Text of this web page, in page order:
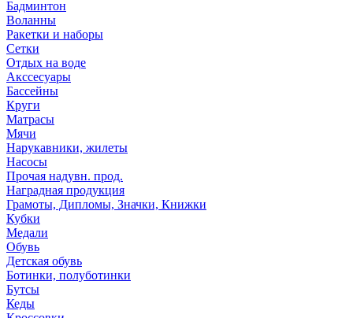
Бадминтон
Воланны
Ракетки и наборы
Сетки
Отдых на воде
Акссесуары
Бассейны
Круги
Матрасы
Мячи
Нарукавники, жилеты
Насосы
Прочая надувн. прод.
Наградная продукция
Грамоты, Дипломы, Значки, Книжки
Кубки
Медали
Обувь
Детская обувь
Ботинки, полуботинки
Бутсы
Кеды